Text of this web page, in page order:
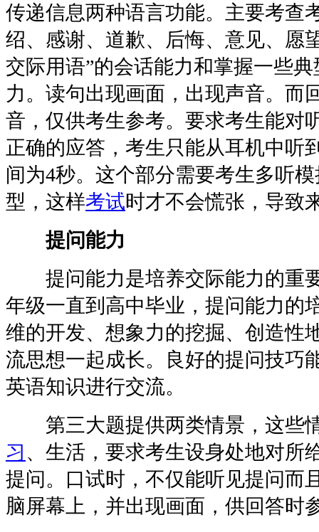
传递信息两种语言功能。主要考查
绍、感谢、道歉、后悔、意见、愿
交际用语”的会话能力和掌握一些
力。读句出现画面，出现声音。而
音，仅供考生参考。要求考生能对
正确的应答，考生只能从耳机中听
间为4秒。这个部分需要考生多听
型，这样考试时才不会慌张，导致
提问能力
提问能力是培养交际能力的重
年级一直到高中毕业，提问能力的
维的开发、想象力的挖掘、创造性
流思想一起成长。良好的提问技巧
英语知识进行交流。
第三大题提供两类情景，这些
习 、生活，要求考生设身处地对所
提问。口试时，不仅能听见提问而
脑屏幕上，并出现画面，供回答时